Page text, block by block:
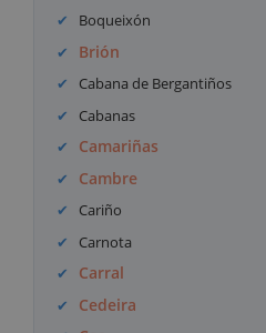
Boqueixón
Brión
Cabana de Bergantiños
Cabanas
Camariñas
Cambre
Cariño
Carnota
Carral
Cedeira